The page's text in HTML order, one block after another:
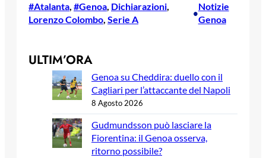
#Atalanta, #Genoa, Dichiarazioni
Lorenzo Colombo, Serie A
•
Notizie
Genoa
ULTIM’ORA
Genoa su Cheddira: duello con il
Cagliari per l’attaccante del Napoli
8 Agosto 2026
Gudmundsson può lasciare la
Fiorentina: il Genoa osserva,
ritorno possibile?